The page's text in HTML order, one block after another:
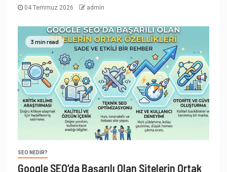
04 Temmuz 2026 admin
3 min read
SEO NEDIR?
Google SEO’da Başarılı Olan Sitelerin Ortak